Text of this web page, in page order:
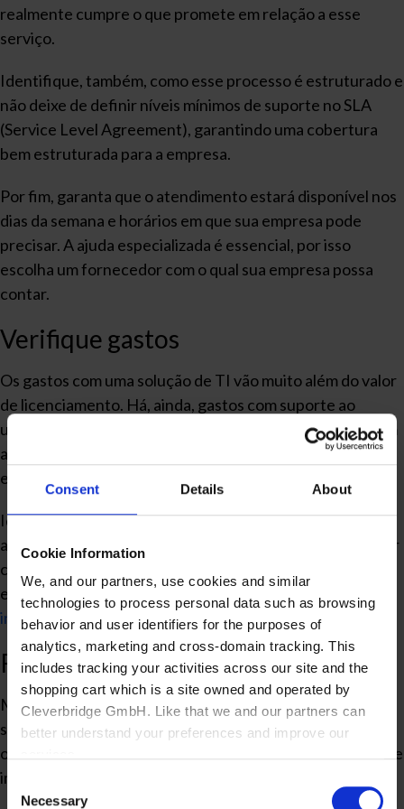
Consent Details About
Cookie Information
We, and our partners, use cookies and similar
technologies to process personal data such as browsing
behavior and user identifiers for the purposes of
analytics, marketing and cross-domain tracking. This
includes tracking your activities across our site and the
shopping cart which is a site owned and operated by
Cleverbridge GmbH. Like that we and our partners can
better understand your preferences and improve our
Also, the operator of the shopping cart, Cleverbridge
Consent
Selection
Necessary
realmente cumpre o que promete em relação a esse
serviço.
Identifique, também, como esse processo é estruturado e
não deixe de definir níveis mínimos de suporte no SLA
(Service Level Agreement), garantindo uma cobertura
bem estruturada para a empresa.
Por fim, garanta que o atendimento estará disponível nos
dias da semana e horários em que sua empresa pode
precisar. A ajuda especializada é essencial, por isso
escolha um fornecedor com o qual sua empresa possa
contar.
Verifique gastos
Os gastos com uma solução de TI vão muito além do valor
de licenciamento. Há, ainda, gastos com suporte ao
usuário, atualizações, migrações e o tempo investido com
a manutenção da aplicação. Portanto, fique atento a
esses valores.
Identificando os custos que vão além do gasto bruto com
a compra (ou assinatura) do sistema, a empresa tem maior
capacidade de identificar a solução com a melhor relação
entre custo e benefício. Assim, o retorno obtido com o
investimentoé maximizado.
Relevância estratégica
Muito se fala sobre a automação e, na maioria das vezes,
são destacadas apenas suas vantagens para as tarefas
operacionais. Um bom sistema prevê muito mais que isso e
impacta diretamente no nível estratégico da companhia.